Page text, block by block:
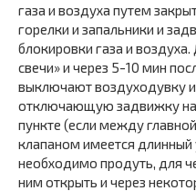
газа и воздуха путем
горелки и запальники и
блокировки газа и
свечи» и через 5-10 мин
выключают воздуходувку
отключающую задвижку на
пункте (если между
клапаном имеется длинный
необходимо продуть, для
ним открыть и через